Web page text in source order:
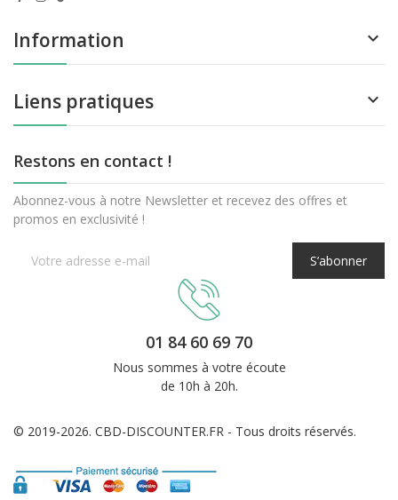
Information 
Liens pratiques 
Restons en contact !
Abonnez-vous à notre Newsletter et recevez des offres et
promos en exclusivité !
S’abonner
01 84 60 69 70
Nous sommes à votre écoute
de 10h à 20h.
© 2019-2026. CBD-DISCOUNTER.FR - Tous droits réservés.